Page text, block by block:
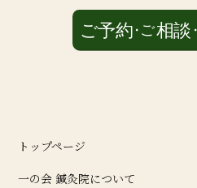
トップページ
一の会 鍼灸院について